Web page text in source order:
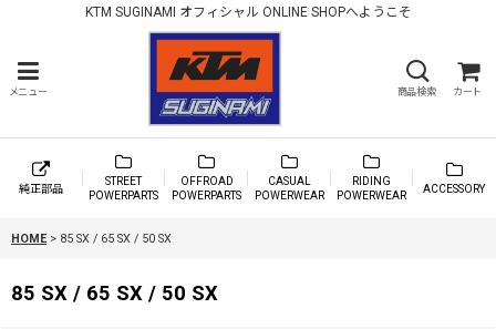
KTM SUGINAMI オフィシャル ONLINE SHOPへようこそ
メニュー 商品検索 カート
純正部品
STREET
POWERPARTS
OFFROAD
POWERPARTS
CASUAL
POWERWEAR
RIDING
POWERWEAR
ACCESSORY
HOME > 85 SX / 65 SX / 50 SX
85 SX / 65 SX / 50 SX